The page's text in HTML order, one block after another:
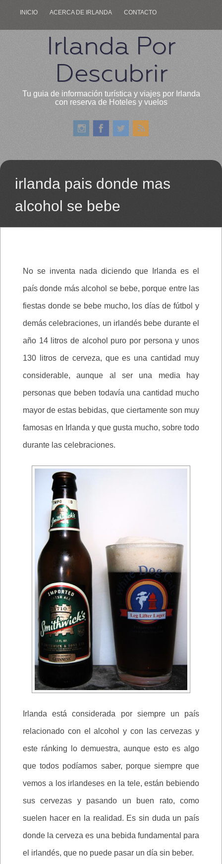
INICIO ACERCA DE IRLANDA CONTACTO
Irlanda Por
Descubrir
Tu guia de información turística y viajes por Irlanda
con reserva de Hoteles y vuelos
irlanda pais donde mas
alcohol se bebe
No se inventa nada diciendo que Irlanda es el
país donde más alcohol se bebe, porque entre las
fiestas donde se bebe mucho, los días de fútbol y
demás celebraciones, un irlandés bebe durante el
año 14 litros de alcohol puro por persona y unos
130 litros de cerveza, que es una cantidad muy
considerable, aunque al ser una media hay
personas que beben todavía una cantidad mucho
mayor de estas bebidas, que ciertamente son muy
famosas en Irlanda y que gusta mucho, sobre todo
durante las celebraciones.
Irlanda está considerada por siempre un país
relacionado con el alcohol y con las cervezas y
este ránking lo demuestra, aunque esto es algo
que todos podíamos saber, porque siempre que
vemos a los irlandeses en la tele, están bebiendo
sus cervezas y pasando un buen rato, como
suelen hacer en la realidad. Es sin duda un país
donde la cerveza es una bebida fundamental para
el irlandés, que no puede pasar un día sin beber.